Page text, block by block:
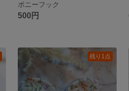
ポニーフック
500円
残り1点